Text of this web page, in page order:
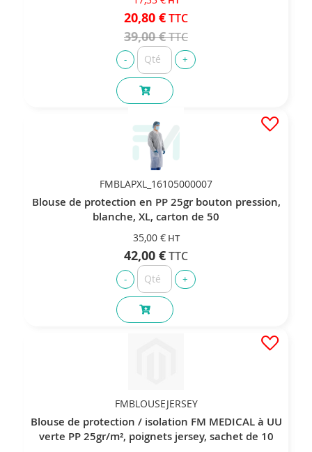
20,80 €
39,00 €
FMBLAPXL_16105000007
Blouse de protection en PP 25gr bouton pression,
blanche, XL, carton de 50
35,00 €
42,00 €
FMBLOUSEJERSEY
Blouse de protection / isolation FM MEDICAL à UU
verte PP 25gr/m², poignets jersey, sachet de 10